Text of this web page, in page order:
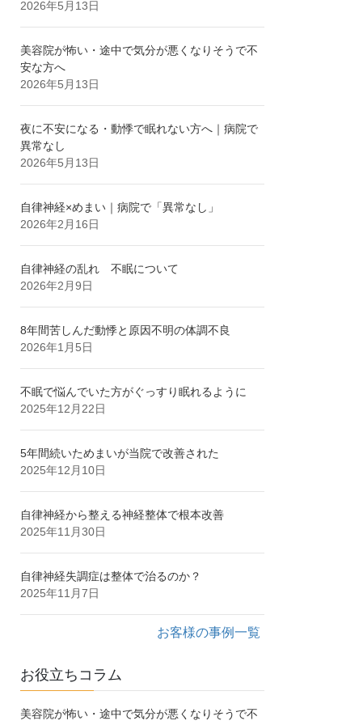
2026年5月13日
美容院が怖い・途中で気分が悪くなりそうで不
安な方へ
2026年5月13日
夜に不安になる・動悸で眠れない方へ｜病院で
異常なし
2026年5月13日
自律神経×めまい｜病院で「異常なし」
2026年2月16日
自律神経の乱れ 不眠について
2026年2月9日
8年間苦しんだ動悸と原因不明の体調不良
2026年1月5日
不眠で悩んでいた方がぐっすり眠れるように
2025年12月22日
5年間続いためまいが当院で改善された
2025年12月10日
自律神経から整える神経整体で根本改善
2025年11月30日
自律神経失調症は整体で治るのか？
2025年11月7日
お客様の事例一覧
お役立ちコラム
美容院が怖い・途中で気分が悪くなりそうで不